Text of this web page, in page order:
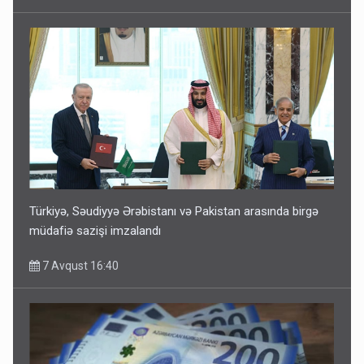
Türkiyə, Səudiyyə Ərəbistanı və Pakistan arasında birgə
müdafiə sazişi imzalandı
7 Avqust 16:40